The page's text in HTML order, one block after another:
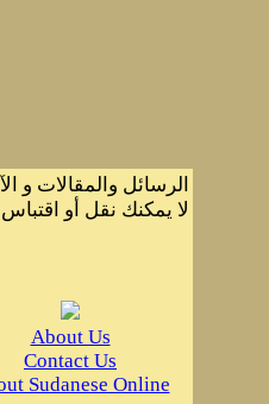
الرسائل والمقالات و
لا يمكنك نقل أو
About Us
Contact Us
Sudanese Online